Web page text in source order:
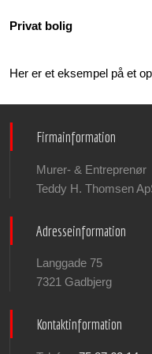
Privat bolig
Her er et eksempel på et
​Firmainformation
Murer- & Entreprenør
Teddy H. Thomsen
Adresseinformation
Langgade 75
7321 Gadbjerg
​Kontaktinformation